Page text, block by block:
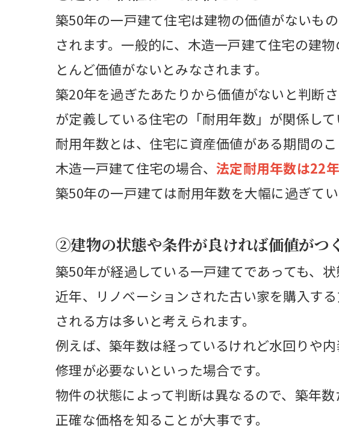
築50年の一戸建て住宅は建物の価値がないも
されます。一般的に、木造一戸建て住宅の建
とんど価値がないとみなされます。
築20年を過ぎたあたりから価値がないと判断
が定義している住宅の「耐用年数」が関係して
耐用年数とは、住宅に資産価値がある期間のこ
木造一戸建て住宅の場合、法定耐用年数は22年
築50年の一戸建ては耐用年数を大幅に過ぎて
②建物の状態や条件が良ければ価値がつ
築50年が経過している一戸建てであっても、
近年、リノベーションされた古い家を購入す
される方は多いと考えられます。
例えば、築年数は経っているけれど水回りや
修理が必要ないといった場合です。
物件の状態によって判断は異なるので、築年
正確な価格を知ることが大事です。